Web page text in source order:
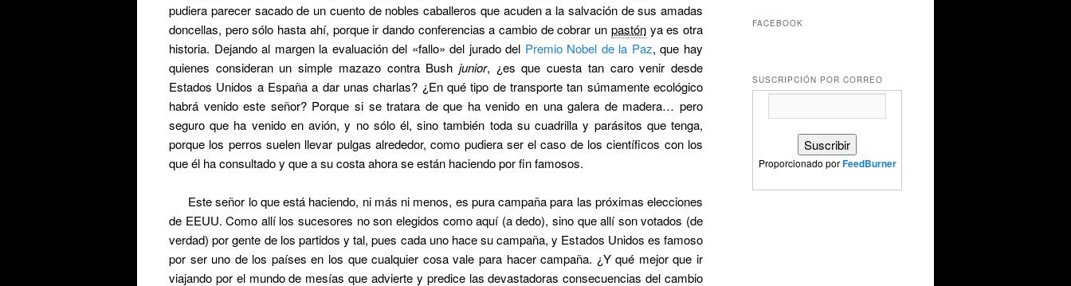
pudiera parecer sacado de un cuento de nobles caballeros que acuden a la salvación de sus amadas
doncellas, pero sólo hasta ahí, porque ir dando conferencias a cambio de cobrar un pastónya es otra
historia. Dejando al margen la evaluación del «fallo» del jurado del Premio Nobel de la Paz, que hay
quienes consideran un simple mazazo contra Bush junior, ¿es que cuesta tan caro venir desde
Estados Unidos a España a dar unas charlas? ¿En qué tipo de transporte tan súmamente ecológico
habrá venido este señor? Porque si se tratara de que ha venido en una galera de madera… pero
seguro que ha venido en avión, y no sólo él, sino también toda su cuadrilla y parásitos que tenga,
porque los perros suelen llevar pulgas alrededor, como pudiera ser el caso de los científicos con los
que él ha consultado y que a su costa ahora se están haciendo por fin famosos.
Este señor lo que está haciendo, ni más ni menos, es pura campaña para las próximas elecciones
de EEUU. Como allí los sucesores no son elegidos como aquí (a dedo), sino que allí son votados (de
verdad) por gente de los partidos y tal, pues cada uno hace su campaña, y Estados Unidos es famoso
por ser uno de los países en los que cualquier cosa vale para hacer campaña. ¿Y qué mejor que ir
viajando por el mundo de mesías que advierte y predice las devastadoras consecuencias del cambio
FACEBOOK
SUSCRIPCIÓN POR CORREO
Proporcionado porFeedBurner